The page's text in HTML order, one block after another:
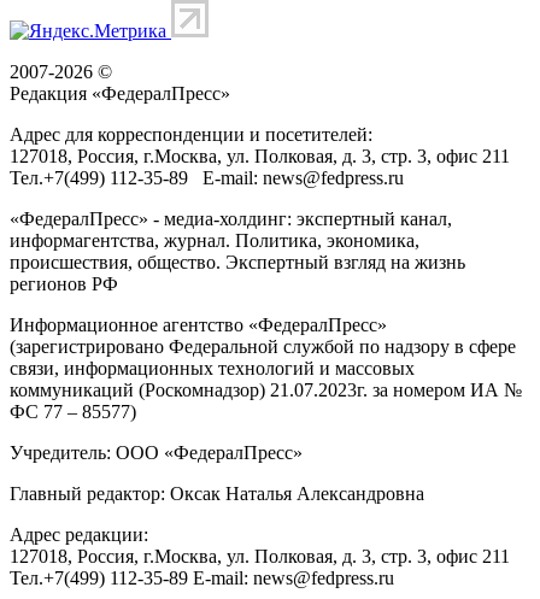
2007-2026 ©
Редакция «ФедералПресс»
Адрес для корреспонденции и посетителей:
127018, Россия, г.Москва, ул. Полковая, д. 3, стр. 3, офис 211
Тел.+7(499) 112-35-89 E-mail: news@fedpress.ru
«ФедералПресс» - медиа-холдинг: экспертный канал,
информагентства, журнал. Политика, экономика,
происшествия, общество. Экспертный взгляд на жизнь
регионов РФ
Информационное агентство «ФедералПресс»
(зарегистрировано Федеральной службой по надзору в сфере
связи, информационных технологий и массовых
коммуникаций (Роскомнадзор) 21.07.2023г. за номером ИА №
ФС 77 – 85577)
Учредитель: ООО «ФедералПресс»
Главный редактор: Оксак Наталья Александровна
Адрес редакции:
127018, Россия, г.Москва, ул. Полковая, д. 3, стр. 3, офис 211
Тел.+7(499) 112-35-89 E-mail: news@fedpress.ru